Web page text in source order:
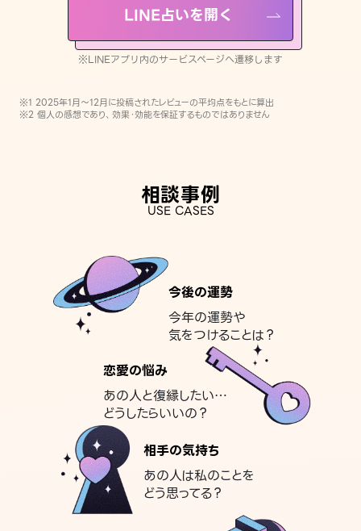
LINE占いを開く
※LINEアプリ内のサービスページへ遷移します
※1 2025年1月〜12月に投稿されたレビューの平均点をもとに算出
※2 個人の感想であり、効果・効能を保証するものではありません
相談事例
USE CASES
今後の運勢
今年の運勢や
気をつけることは？
恋愛の悩み
あの人と復縁したい…
どうしたらいいの？
相手の気持ち
あの人は私のことを
どう思ってる？